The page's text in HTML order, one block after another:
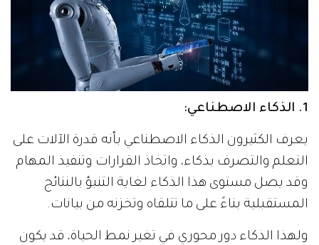
1. الذكاء الاصطناعي:
يعرف الكثيرون الذكاء الاصطناعي بأنه قدرة الآلات على
التعلم والتصرف بذكاء، واتخاذ القرارات وتنفيذ المهام
وقد يصل مستوى هذا الذكاء لغاية التنبؤ بالنتائج
المستقبلية بناءً على ما تتلقاه وتخزنه من بيانات.
ولهذا الذكاء دور محوري في تغير نمط الحياة، قد يكون